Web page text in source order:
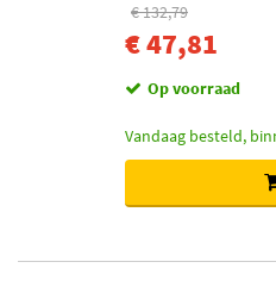
€ 132,79
€ 47,81
Op voorraad
Vandaag besteld,